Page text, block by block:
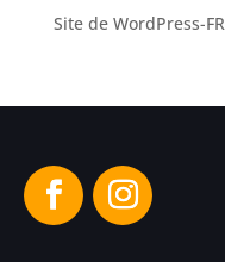
Site de WordPress-FR